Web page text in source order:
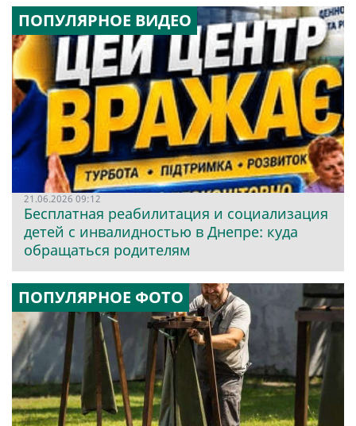
ПОПУЛЯРНОЕ ВИДЕО
21.06.2026 09:12
Бесплатная реабилитация и социализация
детей с инвалидностью в Днепре: куда
обращаться родителям
ПОПУЛЯРНОЕ ФОТО